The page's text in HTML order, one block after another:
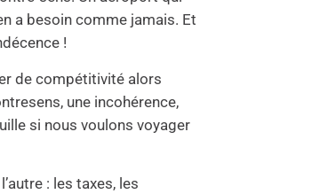
a besoin comme jamais. Et
!
de compétitivité alors
une incohérence,
si nous voulons voyager
: les taxes, les